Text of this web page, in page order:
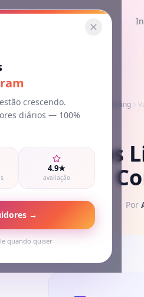
crescendo.
diários — 100%
4.9★
avaliação
→
quando quiser
Home Marketing
Vários
Por